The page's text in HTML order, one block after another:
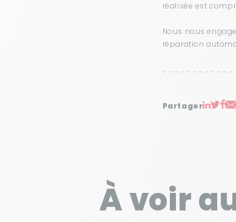
réalisée est
Nous nous
réparation
Partager
À voir